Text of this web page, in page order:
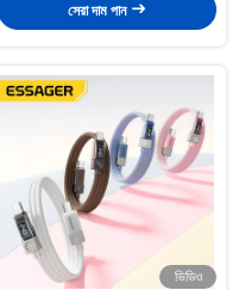
সেরা দাম পান
ভিডিও